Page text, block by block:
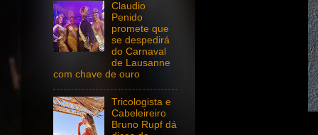
Claudio
Penido
promete que
se despedirá
do Carnaval
de Lausanne
com chave de ouro
Tricologista e
Cabeleireiro
Bruno Rupf dá